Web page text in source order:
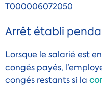
T000006072050
Arrêt établi
Lorsque le salarié est
congés payés,
congés restants si la